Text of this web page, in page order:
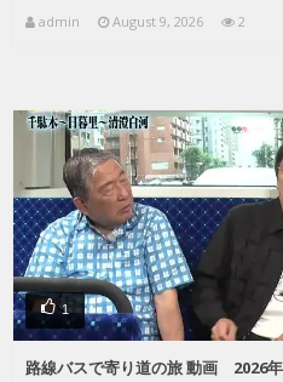
admin August 9, 2026 2
1
路線バスで寄り道の旅 動画 2026